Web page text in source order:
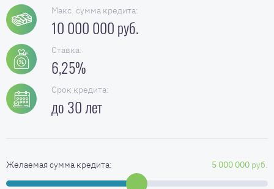
Макс. сумма кредита:
10 000 000 руб.
Ставка:
6,25%
Срок кредита:
до 30 лет
Желаемая сумма кредита: 5 000 000 руб.